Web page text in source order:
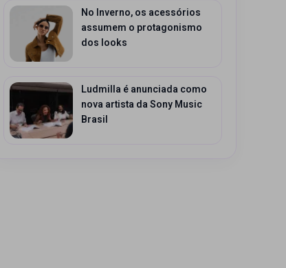
No Inverno, os acessórios
assumem o protagonismo
dos looks
Ludmilla é anunciada como
nova artista da Sony Music
Brasil